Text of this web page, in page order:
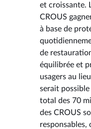
et croissante.
CROUS
à base de
de
équilibrée et
usagers au
serait
total des 70
des CROUS
responsables,